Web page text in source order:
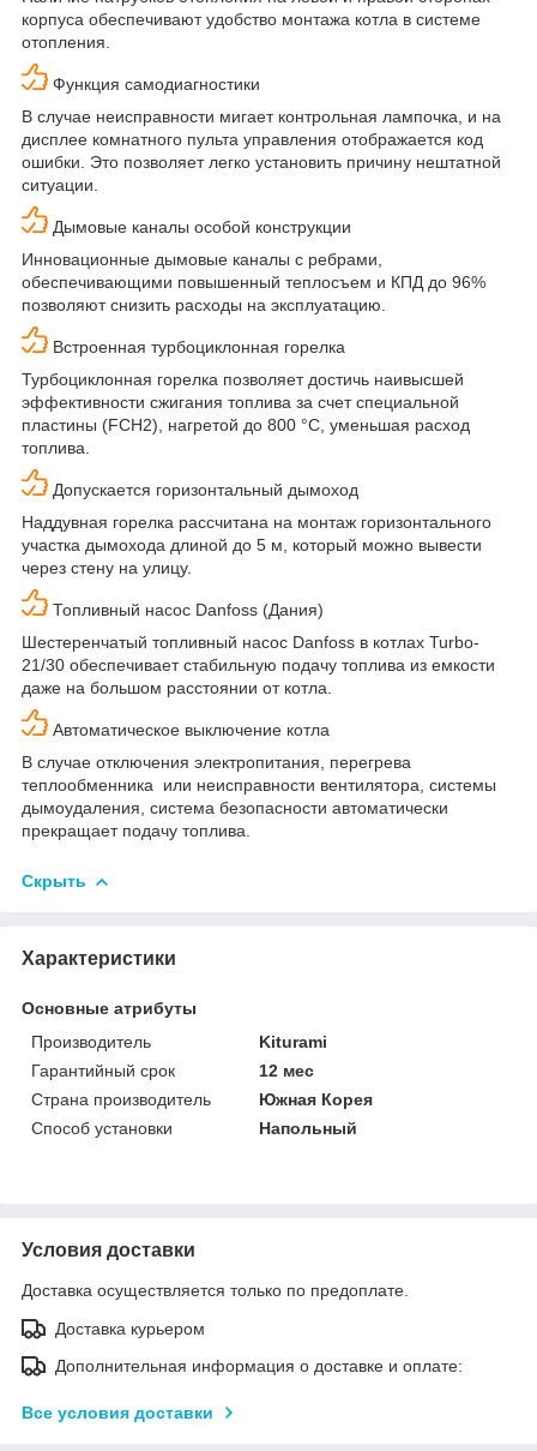
корпуса обеспечивают удобство монтажа котла в системе
отопления.
Функция самодиагностики
В случае неисправности мигает контрольная лампочка, и на
дисплее комнатного пульта управления отображается код
ошибки. Это позволяет легко установить причину нештатной
ситуации.
Дымовые каналы особой конструкции
Инновационные дымовые каналы с ребрами,
обеспечивающими повышенный теплосъем и КПД до 96%
позволяют снизить расходы на эксплуатацию.
Встроенная турбоциклонная горелка
Турбоциклонная горелка позволяет достичь наивысшей
эффективности сжигания топлива за счет специальной
пластины (FCH2), нагретой до 800 °С, уменьшая расход
топлива.
Допускается горизонтальный дымоход
Наддувная горелка рассчитана на монтаж горизонтального
участка дымохода длиной до 5 м, который можно вывести
через стену на улицу.
Топливный насос Danfoss (Дания)
Шестеренчатый топливный насос Danfoss в котлах Turbo-
21/30 обеспечивает стабильную подачу топлива из емкости
даже на большом расстоянии от котла.
Автоматическое выключение котла
В случае отключения электропитания, перегрева
теплообменника или неисправности вентилятора, системы
дымоудаления, система безопасности автоматически
прекращает подачу топлива.
Скрыть
Характеристики
Основные атрибуты
Производитель
Kiturami
Гарантийный срок
12 мес
Страна производитель
Южная Корея
Способ установки
Напольный
Условия доставки
Доставка осуществляется только по предоплате.
Доставка курьером
Дополнительная информация о доставке и оплате:
Все условия доставки